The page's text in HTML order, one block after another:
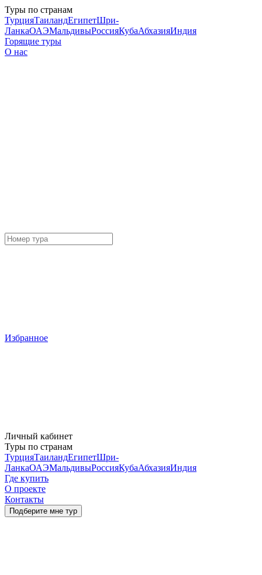
Туры по странам
ТурцияТаиландЕгипетШри-
ЛанкаОАЭМальдивыРоссияКубаАбхазияИндия
Горящие туры
О нас
Избранное
Личный кабинет
Туры по странам
ТурцияТаиландЕгипетШри-
ЛанкаОАЭМальдивыРоссияКубаАбхазияИндия
Где купить
О проекте
Контакты
Подберите мне тур